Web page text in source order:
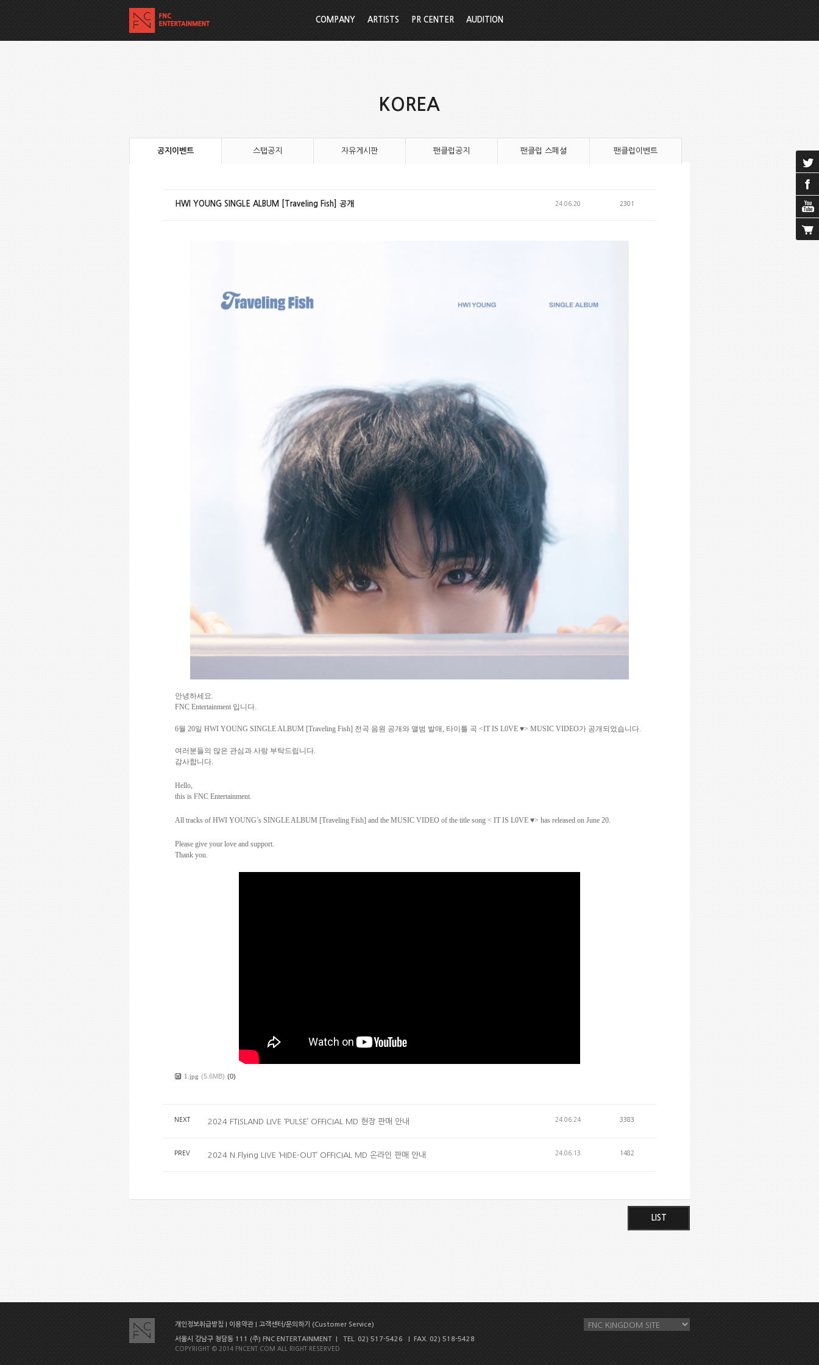
COMPANY ARTISTS PR CENTER AUDITION
KOREA
공지이벤트 스탭공지 자유게시판 팬클럽공지 팬클럽 스페셜 팬클럽이벤트
HWI YOUNG SINGLE ALBUM [Traveling Fish] 공개 24.06.20 2301
안녕하세요.
FNC Entertainment 입니다.
6월 20일 HWI YOUNG SINGLE ALBUM [Traveling Fish] 전곡 음원 공개와 앨범 발매, 타이틀 곡 <IT IS L0VE ♥> MUSIC VIDEO가 공개되었습니다.
여러분들의 많은 관심과 사랑 부탁드립니다.
감사합니다.
Hello,
this is FNC Entertainment.
All tracks of HWI YOUNG’s SINGLE ALBUM [Traveling Fish] and the MUSIC VIDEO of the title song < IT IS L0VE ♥> has released on June 20.
Please give your love and support.
Thank you.
1.jpg (5.6MB) (0)
NEXT 2024 FTISLAND LIVE ‘PULSE’ OFFICIAL MD 현장 판매 안내 24.06.24 3383
PREV 2024 N.Flying LIVE ‘HIDE-OUT’ OFFICIAL MD 온라인 판매 안내 24.06.13 1482
LIST
개인정보취급방침 이용약관 고객센터/문의하기 (Customer Service)
서울시 강남구 청담동 111 (주) FNC ENTERTAINMENT | TEL. 02) 517-5426 | FAX. 02) 518-5428
COPYRIGHT © 2014 FNCENT.COM ALL RIGHT RESERVED